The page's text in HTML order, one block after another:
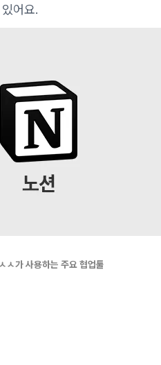
어요.
ㅅ가 사용하는 주요 협업툴